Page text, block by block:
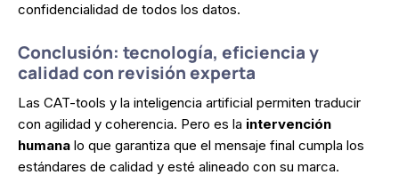
confidencialidad de todos los datos.
Conclusión: tecnología, eficiencia y
calidad con revisión experta
Las CAT-tools y la inteligencia artificial permiten traducir
con agilidad y coherencia. Pero es la intervención
humana lo que garantiza que el mensaje final cumpla los
estándares de calidad y esté alineado con su marca.